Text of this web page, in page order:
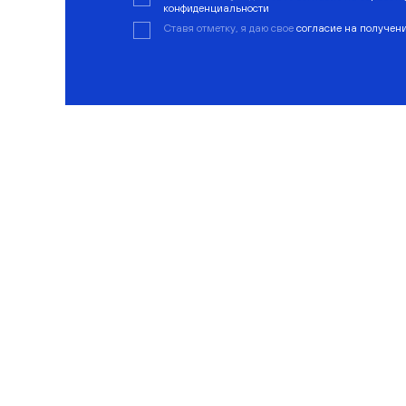
конфиденциальности
Ставя отметку, я даю свое согласие на